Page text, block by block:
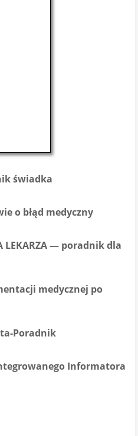
świadka
o błąd medyczny
LEKARZA — poradnik dla
medycznej po
Poradnik
Informatora